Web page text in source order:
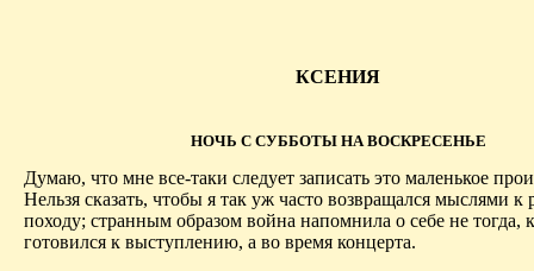
КСЕНИЯ
НОЧЬ С СУББОТЫ НА ВОСКРЕСЕНЬЕ
Думаю, что мне все-таки следует записать это маленькое
Нельзя сказать, чтобы я так уж часто возвращался мыслями к
походу; странным образом война напомнила о себе не тогда,
готовился к выступлению, а во время концерта.